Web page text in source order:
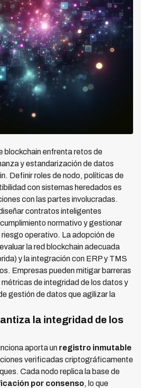
blockchain enfrenta retos de
y estandarización de datos
Definir roles de nodo, políticas de
con sistemas heredados es
con las partes involucradas.
contratos inteligentes
normativo y gestionar
operativo. La adopción de
la red blockchain adecuada
y la integración con ERP y TMS
Empresas pueden mitigar barreras
de integridad de los datos y
gestión de datos que agilizar la
la integridad de los
aporta un registro inmutable
verificadas criptográficamente
Cada nodo replica la base de
por consenso, lo que